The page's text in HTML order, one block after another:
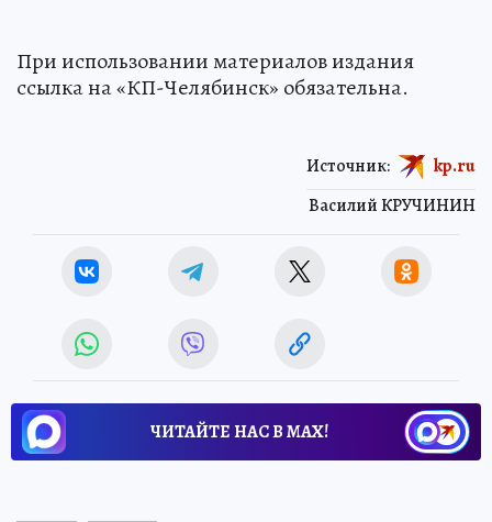
При использовании материалов издания
ссылка на «КП-Челябинск» обязательна.
Василий КРУЧИНИН
Источник: kp.ru
ЧИТАЙТЕ НАС В МАХ!